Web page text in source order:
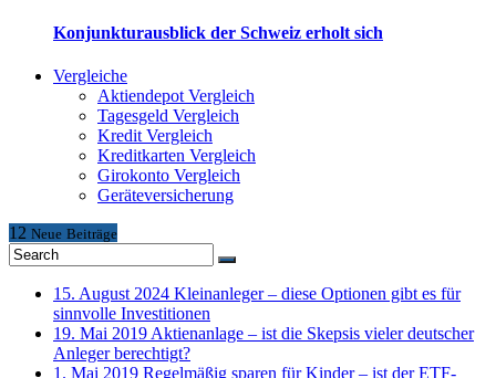
Konjunkturausblick der Schweiz erholt sich
Vergleiche
Aktiendepot Vergleich
Tagesgeld Vergleich
Kredit Vergleich
Kreditkarten Vergleich
Girokonto Vergleich
Geräteversicherung
12 Neue Beiträge
15. August 2024 Kleinanleger – diese Optionen gibt es für
sinnvolle Investitionen
19. Mai 2019 Aktienanlage – ist die Skepsis vieler deutscher
Anleger berechtigt?
1. Mai 2019 Regelmäßig sparen für Kinder – ist der ETF-